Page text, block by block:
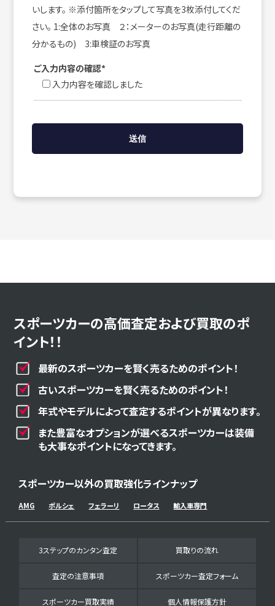
いします。 ※添付箇所をタップして写真を3枚添付してくだ
さい。 1:全体のお写真 ２：メーターのお写真(走行距離の
分かるもの) 3:車検証のお写真
ご入力内容の確認*
入力内容を確認しました
スポーツカーの高価査定および買取のポ
イント！！
最新のスポーツカーを賢く売るためのポイント！
古いスポーツカーを賢く売るためのポイント！
年式やモデルによって査定するポイントが異なります。
また豊富なオプションが選べるスポーツカーは装備
も大事なポイントになってきます。
スポーツカー以外の買取強化ラインナップ
AMG ポルシェ フェラーリ ロータス 輸入車専門
3ステップのカンタン査定 買取りの流れ
査定の注意事項 スポーツカー査定フォーム
スポーツカー買取実績 個人情報保護方針